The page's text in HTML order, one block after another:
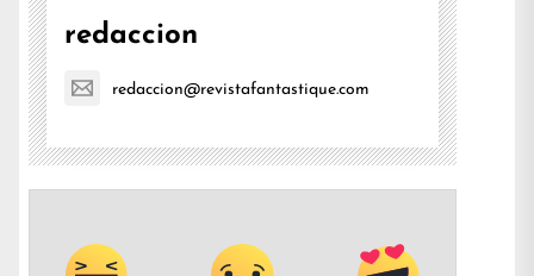
redaccion
redaccion@revistafantastique.com